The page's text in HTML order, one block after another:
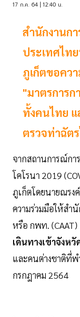
17 ก.ค. 64 | 12:40 น.
สำนักงานก
ประเทศไท
ภูเก็ตขอคว
"มาตรการก
ทั้งคนไทย แ
ตรวจท่าฉัต
จากสถานการณ์กา
โคโรนา 2019
ภูเก็ตโดยนายณรง
ความร่วมมือให้สำ
หรือ กพท. (CAAT)
เดินทางเข้าจังหวั
และคนต่างชาติที่
กรกฎาคม 2564